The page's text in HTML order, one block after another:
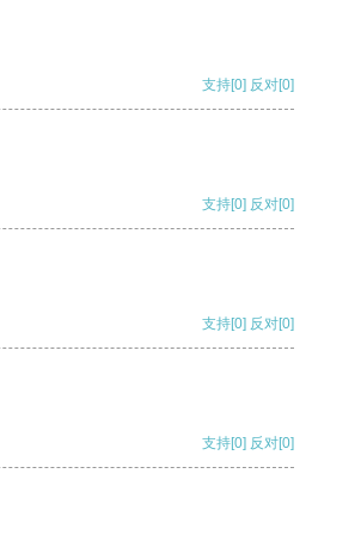
支持[0] 反对[0]
支持[0] 反对[0]
支持[0] 反对[0]
支持[0] 反对[0]